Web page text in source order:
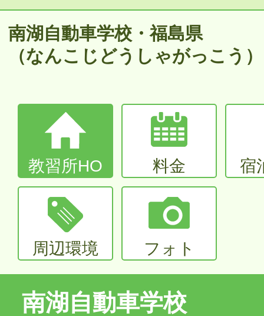
大型〜二種免許
中型・大型特殊・けん引・大型二種
普通車+バイク
同時取得
南湖自動車学校・福島県
（なんこじどうしゃがっこう）
教習所HO 料金 宿
周辺環境 フォト
南湖自動車学校